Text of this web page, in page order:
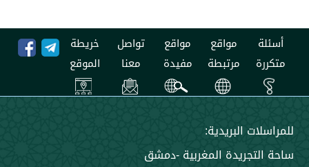
مواقع
مرتبطة
مواقع
مفيدة
تواصل
معنا
خريطة
الموقع
البريدية:
المغربية -دمشق